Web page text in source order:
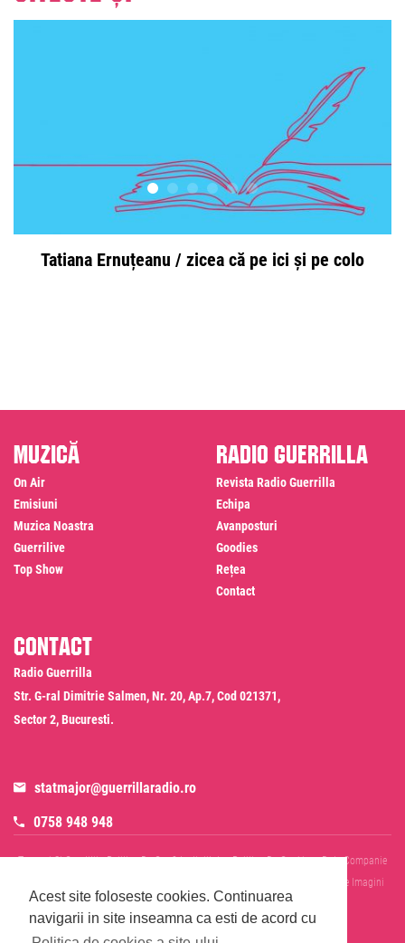
Acest site foloseste cookies. Continuarea
navigarii in site inseamna ca esti de acord cu
Tatiana Ernuțeanu / zicea că pe ici și pe colo
Muzică
On Air
Emisiuni
Muzica Noastra
Guerrilive
Top Show
Radio Guerrilla
Revista Radio Guerrilla
Echipa
Avanposturi
Goodies
Rețea
Contact
Contact
Radio Guerrilla
Str. G-ral Dimitrie Salmen, Nr. 20, Ap.7, Cod 021371,
Sector 2, Bucuresti.
statmajor@guerrillaradio.ro
0758 948 948
Termeni Si Conditii Politica De Confidentialitate Politica De Cookies
Date Companie
Informare Prelucrare Imagini
Evenimente
Cod Deontologic